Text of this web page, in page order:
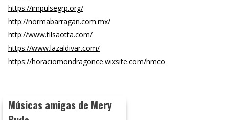
https://impulsegrp.org/
http://normabarragan.com.mx/
http://www.tilsaotta.com/
https://www.lazaldivar.com/
https://horaciomondragonce.wixsite.com/hmco
Músicas amigas de Mery